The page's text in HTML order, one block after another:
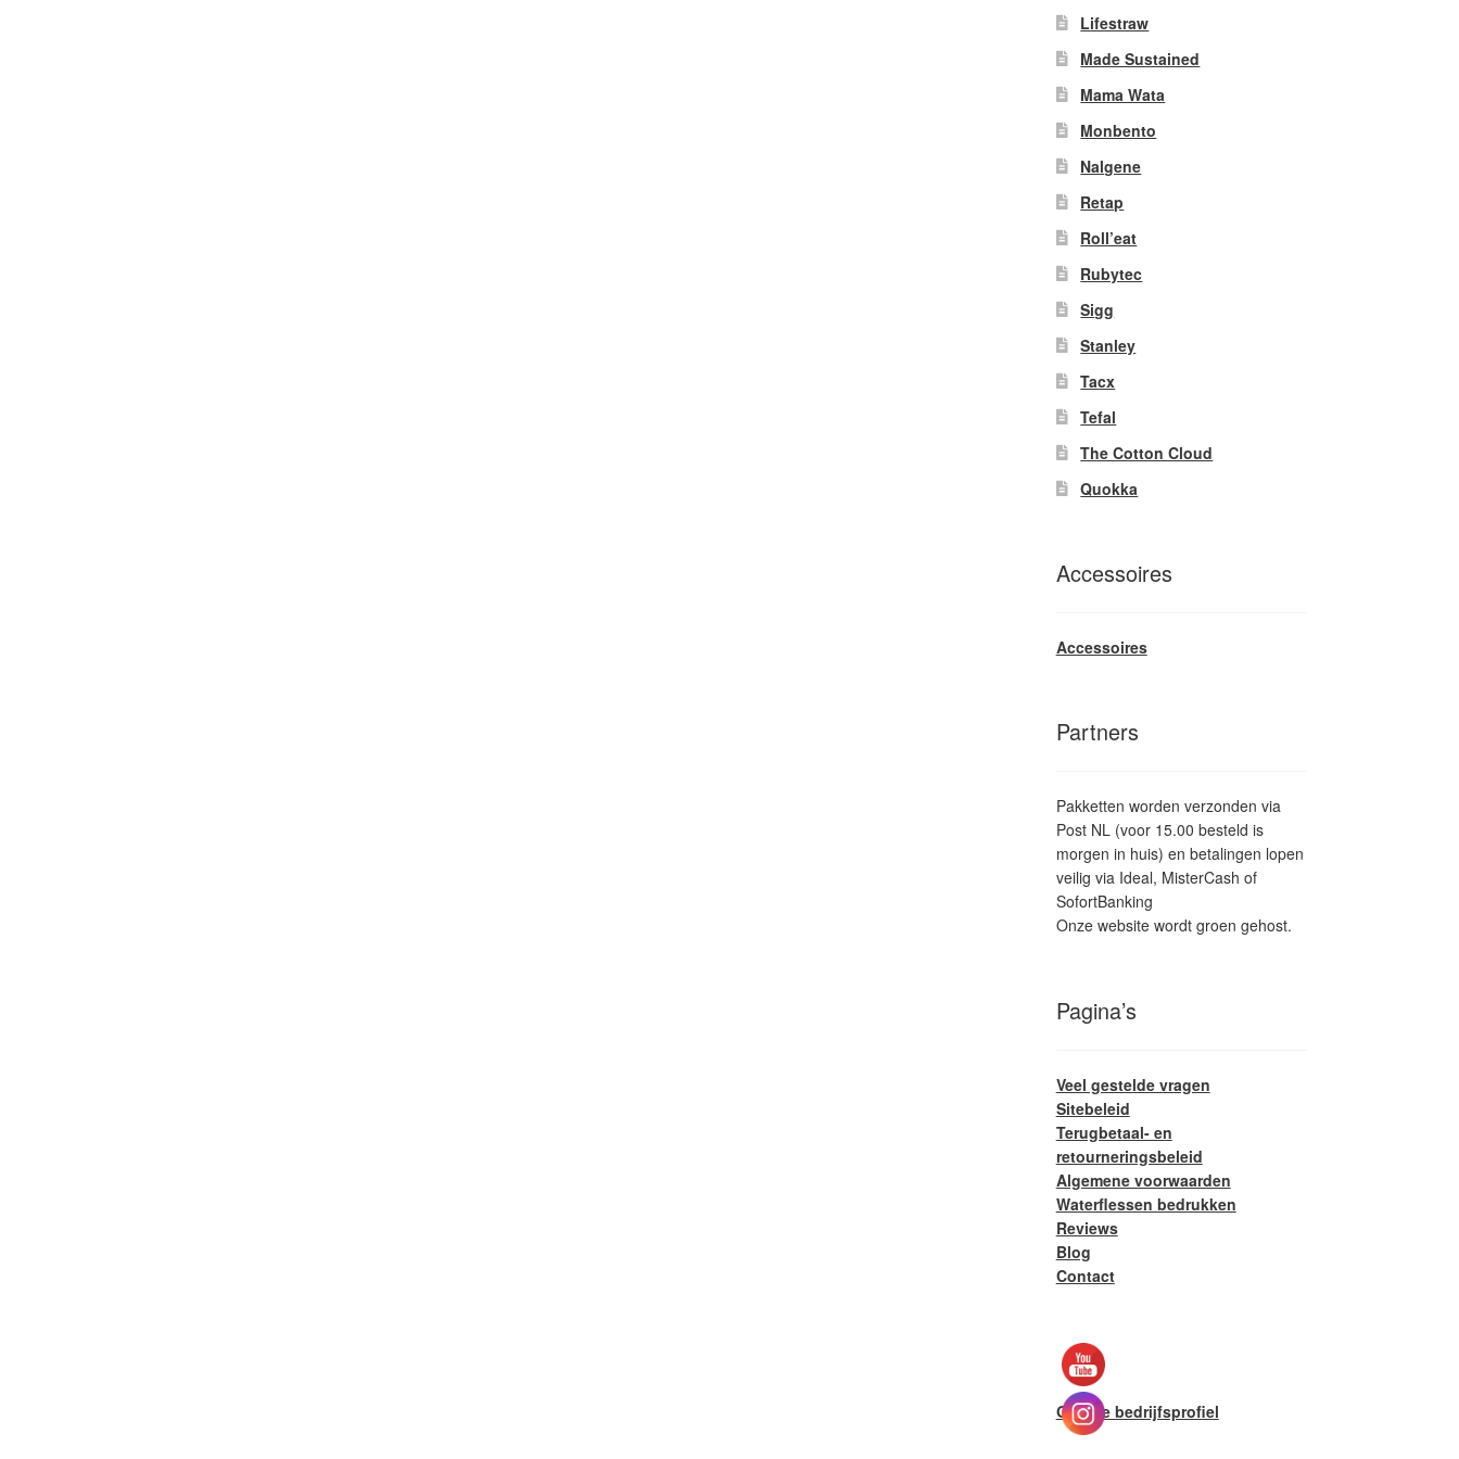
Lifestraw
Made Sustained
Mama Wata
Monbento
Nalgene
Retap
Roll’eat
Rubytec
Sigg
Stanley
Tacx
Tefal
The Cotton Cloud
Quokka
Accessoires
Accessoires
Partners
Pakketten worden verzonden via
Post NL (voor 15.00 besteld is
morgen in huis) en betalingen lopen
veilig via Ideal, MisterCash of
SofortBanking
Onze website wordt groen gehost.
Pagina’s
Veel gestelde vragen
Sitebeleid
Terugbetaal- en
retourneringsbeleid
Algemene voorwaarden
Waterflessen bedrukken
Reviews
Blog
Contact
Google bedrijfsprofiel